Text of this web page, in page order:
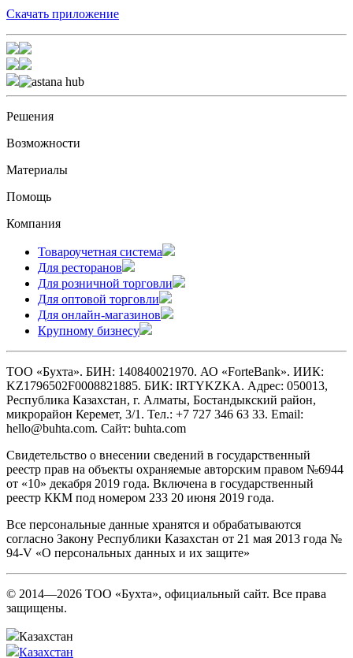
Скачать приложение
Решения
Возможности
Материалы
Помощь
Компания
Товароучетная система
Для ресторанов
Для розничной торговли
Для оптовой торговли
Для онлайн-магазинов
Крупному бизнесу
ТОО «Бухта». БИН: 140840021970. АО «ForteBank». ИИК:
KZ1796502F0008821885. БИК: IRTYKZKA. Адрес: 050013,
Республика Казахстан, г. Алматы, Бостандыкский район,
микрорайон Керемет, 3/1. Тел.: +7 727 346 63 33. Email:
hello@buhta.com. Сайт: buhta.com
Свидетельство о внесении сведений в государственный
реестр прав на объекты охраняемые авторским правом №6944
от «10» декабря 2019 года. Включена в государственный
реестр ККМ под номером 233 20 июня 2019 года.
Все персональные данные хранятся и обрабатываются
согласно Закону Республики Казахстан от 21 мая 2013 года №
94-V «О персональных данных и их защите»
© 2014—2026 ТОО «Бухта», официальный сайт. Все права
защищены.
Казахстан
Казахстан